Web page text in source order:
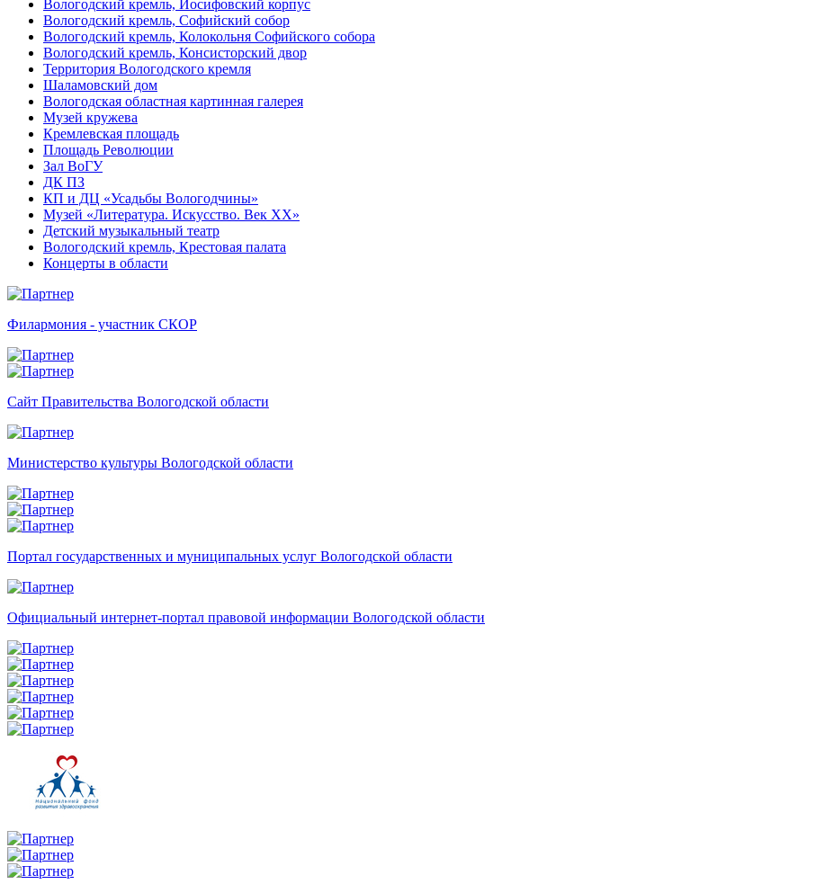
Вологодский кремль, Иосифовский корпус
Вологодский кремль, Софийский собор
Вологодский кремль, Колокольня Софийского собора
Вологодский кремль, Консисторский двор
Территория Вологодского кремля
Шаламовский дом
Вологодская областная картинная галерея
Музей кружева
Кремлевская площадь
Площадь Революции
Зал ВоГУ
ДК ПЗ
КП и ДЦ «Усадьбы Вологодчины»
Музей «Литература. Искусство. Век ХХ»
Детский музыкальный театр
Вологодский кремль, Крестовая палата
Концерты в области
Филармония - участник СКОР
Сайт Правительства Вологодской области
Министерство культуры Вологодской области
Портал государственных и муниципальных услуг Вологодской области
Официальный интернет-портал правовой информации Вологодской области